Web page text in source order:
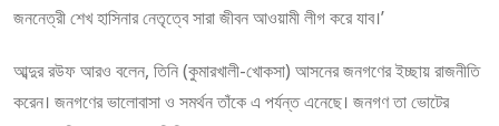
জননেত্রী শেখ হাসিনার নেতৃত্বে সারা জীবন আওয়ামী লীগ করে যাব।’
আব্দুর রউফ আরও বলেন, তিনি (কুমারখালী-খোকসা) আসনের জনগণের ইচ্ছায় রাজনীতি
করেন। জনগণের ভালোবাসা ও সমর্থন তাঁকে এ পর্যন্ত এনেছে। জনগণ তা ভোটের